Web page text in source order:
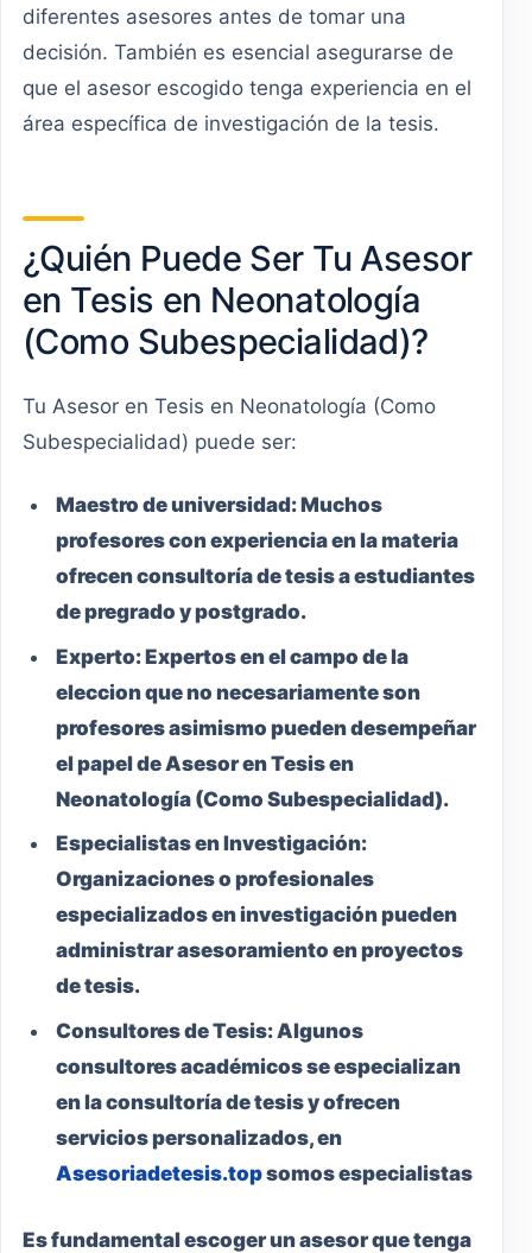
diferentes asesores antes de tomar una
decisión. También es esencial asegurarse de
que el asesor escogido tenga experiencia en el
área específica de investigación de la tesis.
¿Quién Puede Ser Tu Asesor
en Tesis en Neonatología
(Como Subespecialidad)?
Tu Asesor en Tesis en Neonatología (Como
Subespecialidad) puede ser:
Maestrode universidad:Muchos
profesores con experiencia en la materia
ofrecen consultoría de tesis a estudiantes
de pregrado y postgrado.
Experto:Expertos en el campo de la
eleccion que no necesariamente son
profesores asimismo pueden desempeñar
el papel de Asesor en Tesis en
Neonatología (Como Subespecialidad).
Especialistas en Investigación:
Organizaciones o profesionales
especializados en investigación pueden
administrar asesoramiento en proyectos
de tesis.
Consultores de Tesis:Algunos
consultores académicos se especializan
en la consultoría de tesis y ofrecen
servicios personalizados, en
Asesoriadetesis.topsomos especialistas
Es fundamental escoger un asesor que tenga